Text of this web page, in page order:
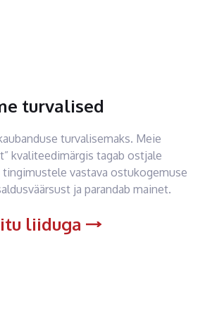
turvalised
turvalisemaks. Meie
kvaliteedimärgis tagab ostjale
vastava ostukogemuse
ja parandab mainet.
liiduga